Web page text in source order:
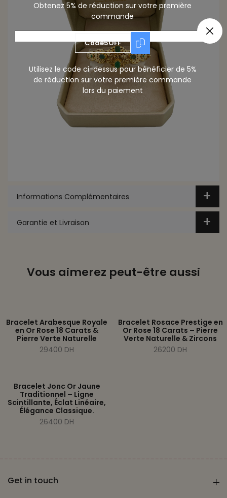
Informations Complémentaires
Garantie et Livraison
Vous aimerez peut-être aussi
Bracelet Arabesque Royale
en Or Rose 18 Carats &
Pierre Verte Naturelle
29400 DH
Bracelet Rosace Prestige en
Or Rose 18 Carats – Pierre
Verte Naturelle & Zircons
26200 DH
Bracelet Jonc Or Jaune
Traditionnel – Ligne
Scintillante, Éclat Linéaire,
Élégance Classique.
26400 DH
Get in touch
Obtenez 5% de réduction sur votre première
commande
Code5OFF
Utilisez le code ci-dessus pour bénéficier de 5%
de réduction sur votre première commande
lors du paiement